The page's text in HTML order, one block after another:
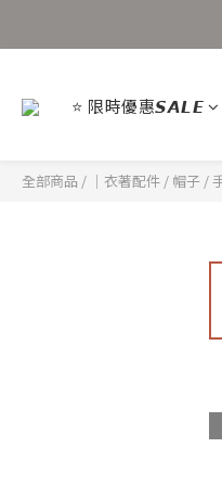
⭐ 限時優惠𝙎𝘼𝙇𝙀
全部商品 / ｜衣著配件 / 帽子 /